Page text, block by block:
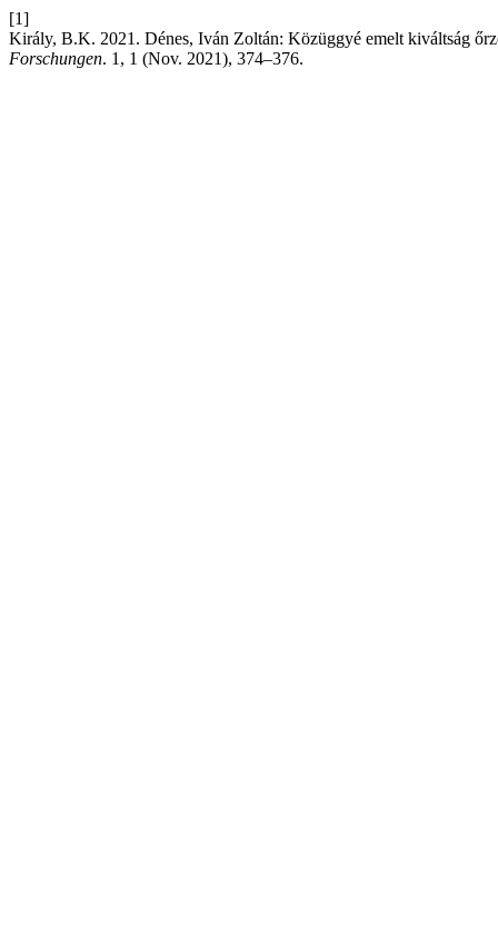
[1]
Király, B.K. 2021. Dénes, Iván Zoltán: Közüggyé emelt kiváltság
Forschungen. 1, 1 (Nov. 2021), 374–376.